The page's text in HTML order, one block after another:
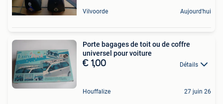
Vilvoorde Aujourd'hui
Porte bagages de toit ou de coffre
universel pour voiture
€ 1,00 Détails
Houffalize 27 juin 26